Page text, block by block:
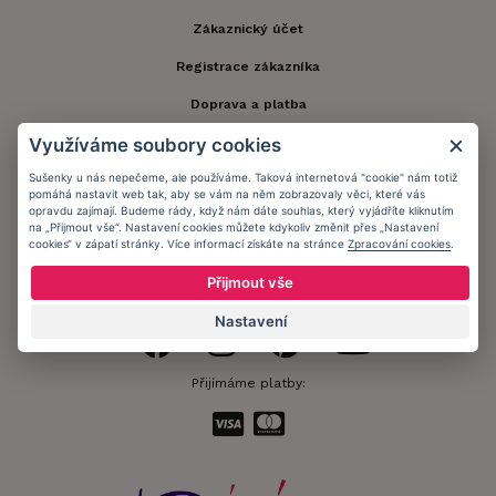
Zákaznický účet
Registrace zákazníka
Doprava a platba
Obchodní podmínky
Ochrana osobních údajů
Informační memorandum
Zůstaňte s námi v kontaktu.
Přijímáme platby:
Využíváme soubory cookies
Sušenky u nás nepečeme, ale používáme. Taková internetová "cookie" nám totiž
pomáhá nastavit web tak, aby se vám na něm zobrazovaly věci, které vás
opravdu zajímají. Budeme rády, když nám dáte souhlas, který vyjádříte kliknutím
na „Přijmout vše“. Nastavení cookies můžete kdykoliv změnit přes „Nastavení
cookies“ v zápatí stránky. Více informací získáte na stránce Zpracování cookies
Přijmout vše
Nastavení